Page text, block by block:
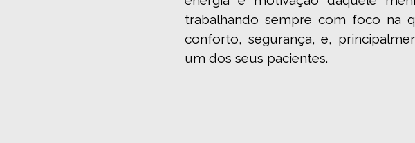
trabalhando sempre com foco na
conforto, segurança, e,
um dos seus pacientes.